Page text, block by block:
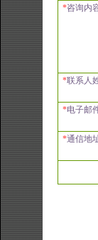
*咨询内
*联系人
*电子邮
*通信地